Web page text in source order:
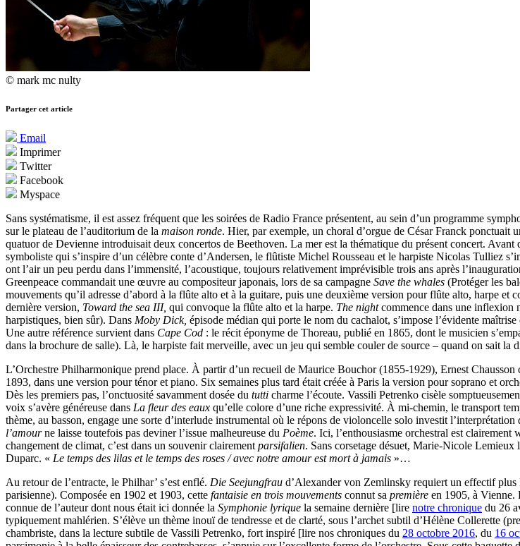
© mark mc nulty
Partager cet article
Email
Imprimer
Twitter
Facebook
Myspace
Sans systématisme, il est assez fréquent que les soirées de Radio France présentent, au sein d’un programme
sur le plateau de l’auditorium de la maison ronde. Hier, par exemple, un choral d’orgue de César Franck ponctuait
quatuor de Devienne introduisait deux concertos de Beethoven. La mer est la thématique du présent concert.
symboliste qui s’inspire d’un célèbre conte d’Andersen, le flûtiste Michel Rousseau et le harpiste Nicolas Tulliez
ont l’air un peu perdu dans l’immensité, l’acoustique, toujours relativement imprévisible trois ans après
Greenpeace commandait une œuvre au compositeur japonais, lors de sa campagne Save the whales (Protéger les
mouvements qu’il adresse d’abord à la flûte alto et à la guitare, puis une deuxième version pour flûte alto, harpe
dernière version, Toward the sea III, qui convoque la flûte alto et la harpe. The nightcommence dans une inflexion
harpistiques, bien sûr). Dans Moby Dick, épisode médian qui porte le nom du cachalot, s’impose l’évidente
Une autre référence survient dans Cape Cod : le récit éponyme de Thoreau, publié en 1865, dont le musicien
dans la brochure de salle). Là, le harpiste fait merveille, avec un jeu qui semble couler de source – quand on sait
L’Orchestre Philharmonique prend place. À partir d’un recueil de Maurice Bouchor (1855-1929), Ernest Chausson
1893, dans une version pour ténor et piano. Six semaines plus tard était créée à Paris la version pour soprano et
Dès les premiers pas, l’onctuosité savamment dosée du tutti charme l’écoute. Vassili Petrenko cisèle
voix s’avère généreuse dans La fleur des eaux qu’elle colore d’une riche expressivité. À mi-chemin, le transport
thème, au basson, engage une sorte d’interlude instrumental où le répons de violoncelle solo investit
l’amourne laisse toutefois pas deviner l’issue malheureuse du Poème. Ici, l’enthousiasme orchestral est clairement
changement de climat, c’est dans un souvenir clairement parsifalien. Sans corsetage désuet, Marie-Nicole Lemieux
Duparc. « Le temps des lilas et le temps des roses / avec notre amour est mort à jamais »…
Au retour de l’entracte, le Philhar’ s’est enflé. Die Seejungfrau d’Alexander von Zemlinsky requiert un effectif plus
parisienne). Composée en 1902 et 1903, cette fantaisie en trois mouvements connut sa première en 1905, à Vienne.
connue de l’auteur dont nous était ici donnée la Symphonie lyrique la semaine dernière [lire notre chronique du 26
typiquement mahlérien. S’élève un thème inouï de tendresse et de clarté, sous l’archet subtil d’Hélène Collerette
chambriste, dans la lecture subtile de Vassili Petrenko, fort inspiré [lire nos chroniques du 28 octobre 2016, du 16